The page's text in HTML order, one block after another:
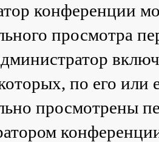
конференции
просмотра
по его
просмотрены